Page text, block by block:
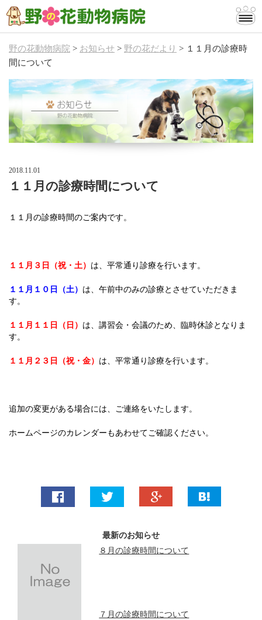
当院のご案内
診療案内
お知らせ
野の花動物病院 > お知らせ > 野の花だより > １１月の診療時
間について
2018.11.01
１１月の診療時間について
１１月の診療時間のご案内です。
１１月３日（祝・土） は、平常通り診療を行います。
１１月１０日（土） は、午前中のみの診療とさせていただきま
す。
１１月１１日（日） は、講習会・会議のため、臨時休診となりま
す。
１１月２３日（祝・金） は、平常通り診療を行います。
追加の変更がある場合には、ご連絡をいたします。
ホームページのカレンダーもあわせてご確認ください。
最新のお知らせ
８月の診療時間について
７月の診療時間について